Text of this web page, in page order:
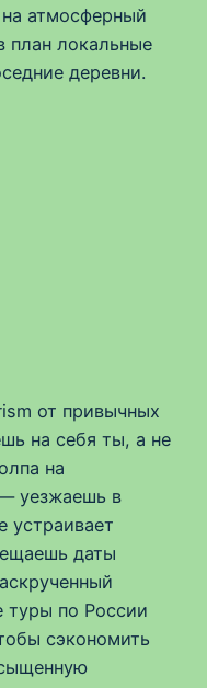
атмосферный
план локальные
деревни.
от привычных
на себя ты, а не
на
уезжаешь в
устраивает
даты
туры по России
сэкономить